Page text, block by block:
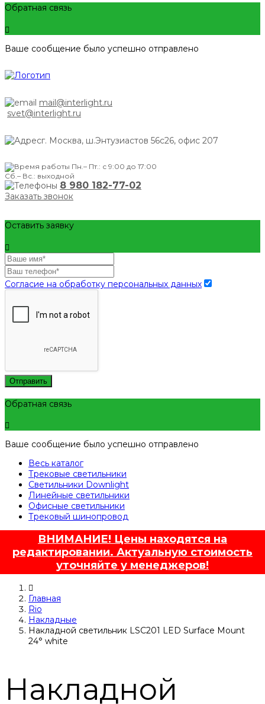
Обратная связь
Ваше сообщение было успешно отправлено
mail@interlight.ru
svet@interlight.ru
г. Москва, ш.Энтузиастов 56с26, офис 207
Пн.– Пт.: с 9:00 до 17:00
Сб.– Вс.: выходной
8 980 182-77-02
Заказать звонок
Оставить заявку
Согласие на обработку персональных данных
Отправить
Обратная связь
Ваше сообщение было успешно отправлено
Весь каталог
Трековые светильники
Светильники Downlight
Линейные светильники
Офисные светильники
Трековый шинопровод
ВНИМАНИЕ! Цены находятся на
редактировании. Актуальную стоимость
уточняйте у менеджеров!
Главная
Rio
Накладные
Накладной светильник LSC201 LED Surface Mount
24° white
Накладной